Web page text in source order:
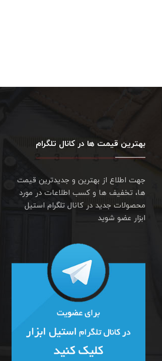
بهترین قیمت ها در کانال تلگرام
جهت اطلاع از بهترین و جدیدترین قیمت
ها، تخفیف ها و کسب اطلاعات در مورد
محصولات جدید در کانال تلگرام استیل
ابزار عضو شوید